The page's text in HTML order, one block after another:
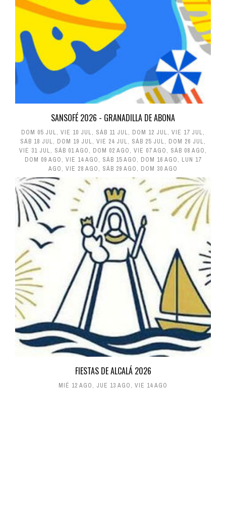
SANSOFÉ 2026 - GRANADILLA DE ABONA
DOM 05 JUL, VIE 10 JUL, SÁB 11 JUL, DOM 12 JUL, VIE 17 JUL,
SÁB 18 JUL, DOM 19 JUL, VIE 24 JUL, SÁB 25 JUL, DOM 26 JUL,
VIE 31 JUL, SÁB 01 AGO, DOM 02 AGO, VIE 07 AGO, SÁB 08 AGO,
DOM 09 AGO, VIE 14 AGO, SÁB 15 AGO, DOM 16 AGO, LUN 17
AGO, VIE 28 AGO, SÁB 29 AGO, DOM 30 AGO
FIESTAS DE ALCALÁ 2026
MIÉ 12 AGO, JUE 13 AGO, VIE 14 AGO